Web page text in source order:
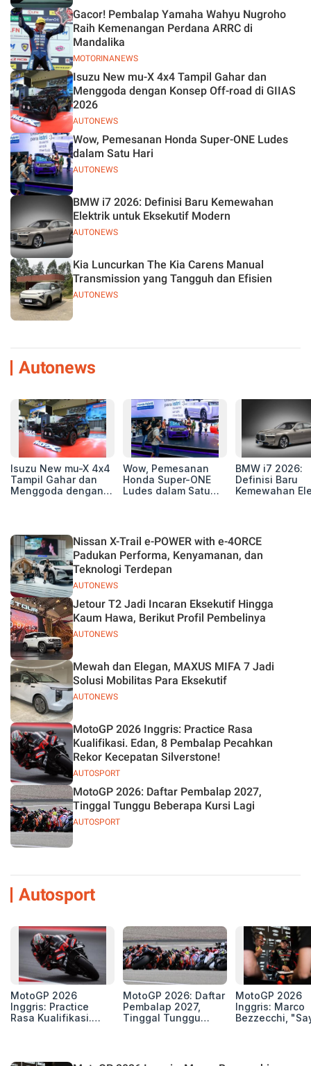
MOTORINANEWS
Gacor! Pembalap Yamaha Wahyu Nugroho
Raih Kemenangan Perdana ARRC di
Mandalika
AUTONEWS
Isuzu New mu-X 4x4 Tampil Gahar dan
Menggoda dengan Konsep Off-road di GIIAS
2026
AUTONEWS
Wow, Pemesanan Honda Super-ONE Ludes
dalam Satu Hari
AUTONEWS
BMW i7 2026: Definisi Baru Kemewahan
Elektrik untuk Eksekutif Modern
AUTONEWS
Kia Luncurkan The Kia Carens Manual
Transmission yang Tangguh dan Efisien
Autonews
Isuzu New mu-X 4x4
Tampil Gahar dan
Menggoda dengan
Wow, Pemesanan
Honda Super-ONE
Ludes dalam Satu
BMW i7 2026:
Definisi Baru
Kemewahan
AUTONEWS
Nissan X-Trail e-POWER with e-4ORCE
Padukan Performa, Kenyamanan, dan
Teknologi Terdepan
AUTONEWS
Jetour T2 Jadi Incaran Eksekutif Hingga
Kaum Hawa, Berikut Profil Pembelinya
AUTONEWS
Mewah dan Elegan, MAXUS MIFA 7 Jadi
Solusi Mobilitas Para Eksekutif
AUTOSPORT
MotoGP 2026 Inggris: Practice Rasa
Kualifikasi. Edan, 8 Pembalap Pecahkan
Rekor Kecepatan Silverstone!
AUTOSPORT
MotoGP 2026: Daftar Pembalap 2027,
Tinggal Tunggu Beberapa Kursi Lagi
Autosport
MotoGP 2026
Inggris: Practice
Rasa Kualifikasi.
Silverstone!
MotoGP 2026: Daftar
Pembalap 2027,
Tinggal Tunggu
MotoGP 2026
Inggris: Marco
Bezzecchi,